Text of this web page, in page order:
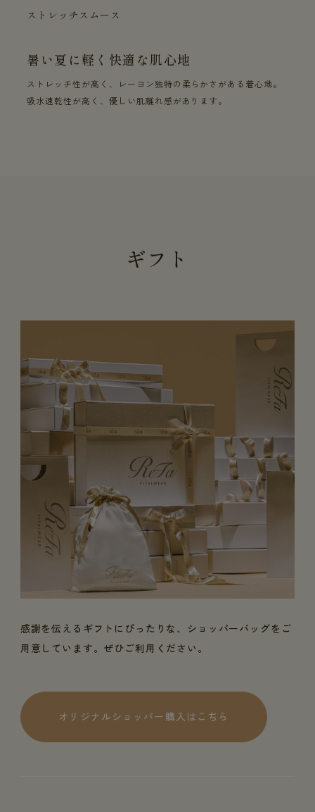
ストレッチスムース
暑い夏に軽く快適な肌心地
ストレッチ性が高く、レーヨン独特の柔らかさがある着心地。
吸水速乾性が高く、優しい肌離れ感があります。
ギフト
感謝を伝えるギフトにぴったりな、ショッパーバッグをご
用意しています。ぜひご利用ください。
オリジナルショッパー購入はこちら